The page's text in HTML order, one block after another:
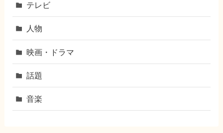
テレビ
人物
映画・ドラマ
話題
音楽